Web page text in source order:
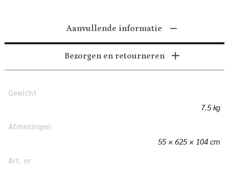
Aanvullende informatie
Bezorgen en retourneren
Gewicht
7.5 kg
Afmetingen
55 × 625 × 104 cm
Art. nr